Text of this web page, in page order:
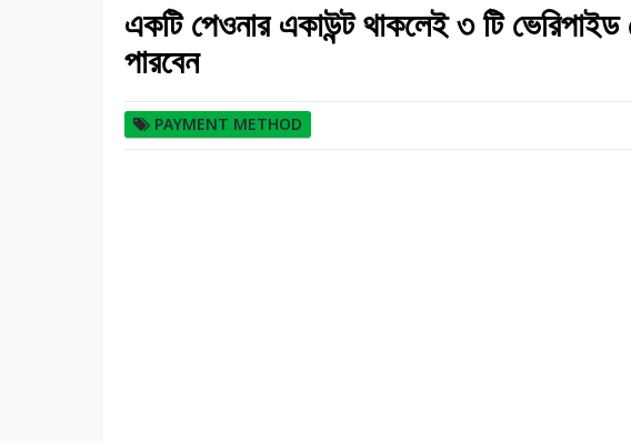
একটি পেওনার একাউন্ট থাকলেই ৩ টি
পারবেন
PAYMENT METHOD